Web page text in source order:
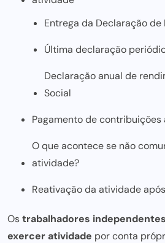
Entrega da Declaração de
Última declaração
Declaração anual de
Social
Pagamento de contribuições
O que acontece se não
atividade?
Reativação da atividade
Ostrabalhadores independentes
exercer atividade por conta